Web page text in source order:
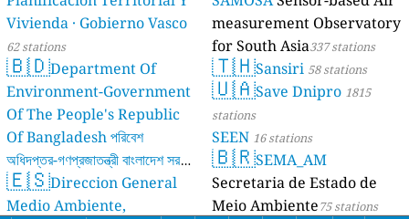
Vivienda · Gobierno Vasco
62 stations
🇧🇩Department Of
Environment-Government
Of The People's Republic
Of Bangladesh পরিবেশ
অধিদপ্তর-গণপ্রজাতন্ত্রী বাংলাদেশ সরকার
17 stations
🇪🇸Direccion General
Medio Ambiente,
measurement Observatory
for South Asia337 stations
🇹🇭Sansiri 58 stations
🇺🇦Save Dnipro 1815
stations
SEEN 16 stations
🇧🇷SEMA_AM
Secretaria de Estado de
Meio Ambiente75 stations